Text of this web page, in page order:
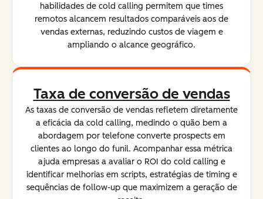
habilidades de cold calling permitem que times
remotos alcancem resultados comparáveis aos de
vendas externas, reduzindo custos de viagem e
ampliando o alcance geográfico.
Taxa de conversão de vendas
As taxas de conversão de vendas refletem diretamente
a eficácia da cold calling, medindo o quão bem a
abordagem por telefone converte prospects em
clientes ao longo do funil. Acompanhar essa métrica
ajuda empresas a avaliar o ROI do cold calling e
identificar melhorias em scripts, estratégias de timing e
sequências de follow-up que maximizem a geração de